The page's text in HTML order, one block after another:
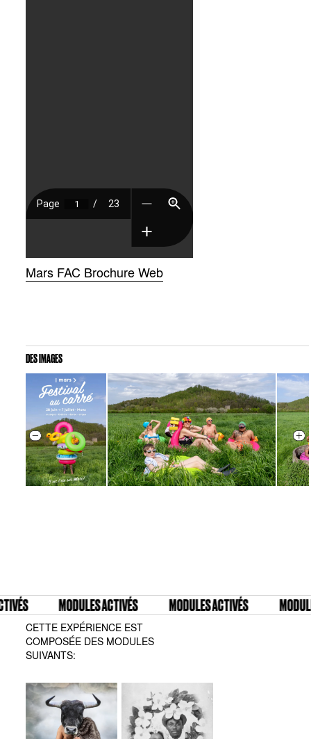
Mars FAC Brochure Web
DES IMAGES
MODULES ACTIVÉS MODULES ACTIVÉS
CETTE EXPÉRIENCE EST
COMPOSÉE DES MODULES
SUIVANTS: